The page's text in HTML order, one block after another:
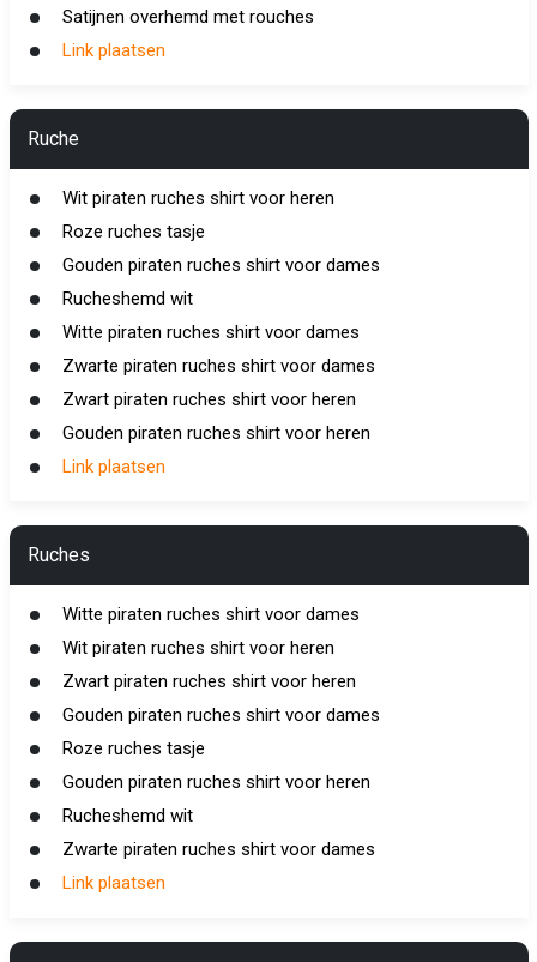
Satijnen overhemd met rouches
Link plaatsen
Ruche
Wit piraten ruches shirt voor heren
Roze ruches tasje
Gouden piraten ruches shirt voor dames
Rucheshemd wit
Witte piraten ruches shirt voor dames
Zwarte piraten ruches shirt voor dames
Zwart piraten ruches shirt voor heren
Gouden piraten ruches shirt voor heren
Link plaatsen
Ruches
Witte piraten ruches shirt voor dames
Wit piraten ruches shirt voor heren
Zwart piraten ruches shirt voor heren
Gouden piraten ruches shirt voor dames
Roze ruches tasje
Gouden piraten ruches shirt voor heren
Rucheshemd wit
Zwarte piraten ruches shirt voor dames
Link plaatsen